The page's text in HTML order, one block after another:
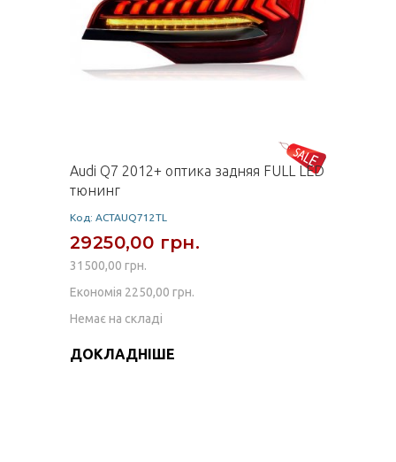
Audi Q7 2012+ оптика задняя FULL LED
тюнинг
Код: ACTAUQ712TL
29250,00 грн.
31500,00 грн.
Економія 2250,00 грн.
Немає на складі
ДОКЛАДНІШЕ